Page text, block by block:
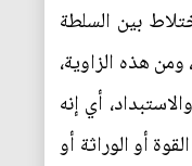
بين السلطة
هذه الزاوية،
أي إنه
أو الوراثة أو